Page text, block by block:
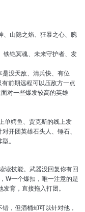
山隐之焰、狂暴之心、腕
铠冥魂、未来守护者、发
没天敌、清兵快、有位
前期远程可以压敌方一点
对一些爆发较高的英雄
单鳄鱼、贾克斯的线上发
开团英雄石头人、锤石、
。
读技能。武器没回复你有回
W一个爆扣，唯一注意的是
育，直接拖入打团。
，但酒桶却可以针对他，